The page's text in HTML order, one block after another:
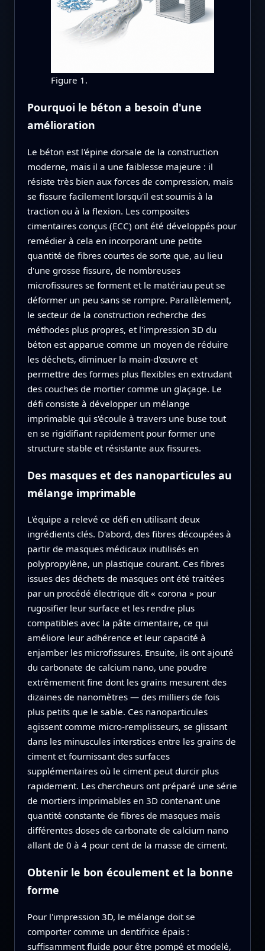
Figure 1.
Pourquoi le béton a besoin d'une
amélioration
Le béton est l'épine dorsale de la construction
moderne, mais il a une faiblesse majeure : il
résiste très bien aux forces de compression, mais
se fissure facilement lorsqu'il est soumis à la
traction ou à la flexion. Les composites
cimentaires conçus (ECC) ont été développés pour
remédier à cela en incorporant une petite
quantité de fibres courtes de sorte que, au lieu
d'une grosse fissure, de nombreuses
microfissures se forment et le matériau peut se
déformer un peu sans se rompre. Parallèlement,
le secteur de la construction recherche des
méthodes plus propres, et l'impression 3D du
béton est apparue comme un moyen de réduire
les déchets, diminuer la main-d'œuvre et
permettre des formes plus flexibles en extrudant
des couches de mortier comme un glaçage. Le
défi consiste à développer un mélange
imprimable qui s'écoule à travers une buse tout
en se rigidifiant rapidement pour former une
structure stable et résistante aux fissures.
Des masques et des nanoparticules au
mélange imprimable
L'équipe a relevé ce défi en utilisant deux
ingrédients clés. D'abord, des fibres découpées à
partir de masques médicaux inutilisés en
polypropylène, un plastique courant. Ces fibres
issues des déchets de masques ont été traitées
par un procédé électrique dit « corona » pour
rugosifier leur surface et les rendre plus
compatibles avec la pâte cimentaire, ce qui
améliore leur adhérence et leur capacité à
enjamber les microfissures. Ensuite, ils ont ajouté
du carbonate de calcium nano, une poudre
extrêmement fine dont les grains mesurent des
dizaines de nanomètres — des milliers de fois
plus petits que le sable. Ces nanoparticules
agissent comme micro-remplisseurs, se glissant
dans les minuscules interstices entre les grains de
ciment et fournissant des surfaces
supplémentaires où le ciment peut durcir plus
rapidement. Les chercheurs ont préparé une série
de mortiers imprimables en 3D contenant une
quantité constante de fibres de masques mais
différentes doses de carbonate de calcium nano
allant de 0 à 4 pour cent de la masse de ciment.
Obtenir le bon écoulement et la bonne
forme
Pour l'impression 3D, le mélange doit se
comporter comme un dentifrice épais :
suffisamment fluide pour être pompé et modelé,